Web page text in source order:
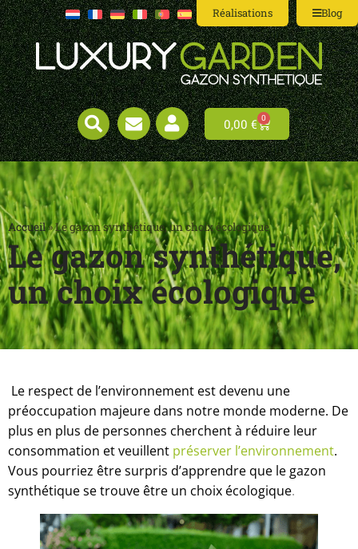
Réalisations Blog
0,00 € 0
Accueil»Le gazon synthétique, un choix écologique
Le gazon synthétique,
un choix écologique
Le respect de l’environnement est devenu une
préoccupation majeure dans notre monde moderne. De
plus en plus de personnes cherchent à réduire leur
consommation et veuillent préserver l’environnement.
Vous pourriez être surpris d’apprendre que le gazon
synthétique se trouve être un choix écologique.